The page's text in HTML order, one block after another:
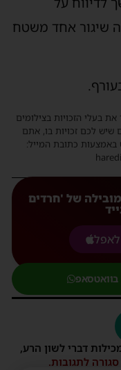
שיגור אחד משטח
בעלי הזכויות בצילומים
שיש לכם זכויות בו, אתם
באמצעות כתובת המייל:
של 'חרדים
לאפל
בוואטסאפ
דברי לשון הרע,
לתגובות.